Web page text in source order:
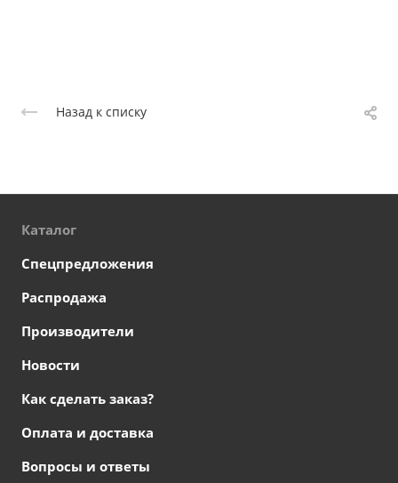
Назад к списку
Каталог
Спецпредложения
Распродажа
Производители
Новости
Как сделать заказ?
Оплата и доставка
Вопросы и ответы